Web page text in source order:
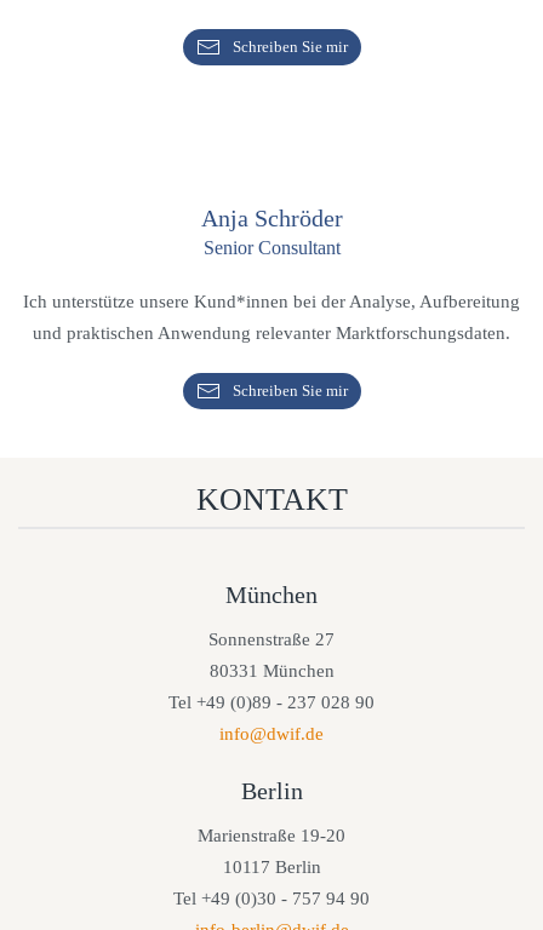
Schreiben Sie mir
Anja Schröder
Senior Consultant
Ich unterstütze unsere Kund*innen bei der Analyse, Aufbereitung
und praktischen Anwendung relevanter Marktforschungsdaten.
Schreiben Sie mir
KONTAKT
München
Sonnenstraße 27
80331 München
Tel +49 (0)89 - 237 028 90
info@dwif.de
Berlin
Marienstraße 19-20
10117 Berlin
Tel +49 (0)30 - 757 94 90